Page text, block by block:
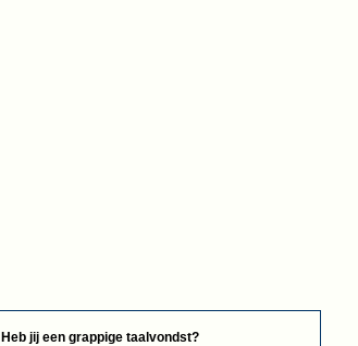
Heb jij een grappige taalvondst?